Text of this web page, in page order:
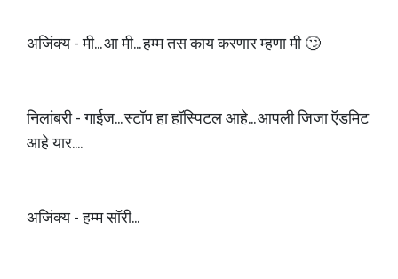
अजिंक्य - मी... आ मी... हम्म तस काय करणार म्हणा मी 🙄
निलांबरी - गाईज... स्टॉप हा हॉस्पिटल आहे... आपली जिजा ऍडमिट
आहे यार....
अजिंक्य - हम्म सॉरी...